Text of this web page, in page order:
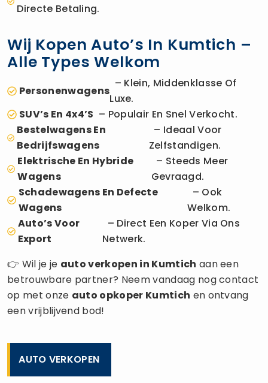
Directe Betaling.
Wij Kopen Auto’s In Kumtich –
Alle Types Welkom
Personenwagens
– Klein, Middenklasse Of
Luxe.
SUV’s En 4x4’s – Populair En Snel Verkocht.
Bestelwagens En
Bedrijfswagens
– Ideaal Voor
Zelfstandigen.
Elektrische En Hybride
Wagens
– Steeds Meer
Gevraagd.
Schadewagens En Defecte
Wagens
– Ook
Welkom.
Auto’s Voor
Export
– Direct Een Koper Via Ons
Netwerk.
👉 Wil je je auto verkopen in Kumtich aan een
betrouwbare partner? Neem vandaag nog contact
op met onze auto opkoper Kumtich en ontvang
een vrijblijvend bod!
AUTO VERKOPEN